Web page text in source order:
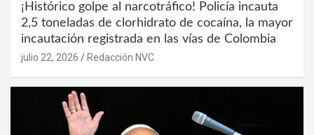
¡Histórico golpe al narcotráfico! Policía incauta
2,5 toneladas de clorhidrato de cocaína, la mayor
incautación registrada en las vías de Colombia
julio 22, 2026 Redacción NVC